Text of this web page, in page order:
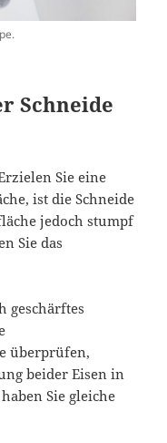
Schneide
Sie eine
ist die Schneide
jedoch stumpf
Sie das
geschärftes
überprüfen,
beider Eisen in
Sie gleiche